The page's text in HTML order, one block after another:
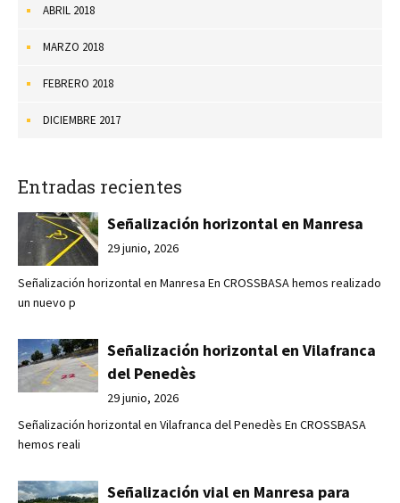
ABRIL 2018
MARZO 2018
FEBRERO 2018
DICIEMBRE 2017
Entradas recientes
Señalización horizontal en Manresa
29 junio, 2026
Señalización horizontal en Manresa En CROSSBASA hemos realizado
un nuevo p
Señalización horizontal en Vilafranca
del Penedès
29 junio, 2026
Señalización horizontal en Vilafranca del Penedès En CROSSBASA
hemos reali
Señalización vial en Manresa para